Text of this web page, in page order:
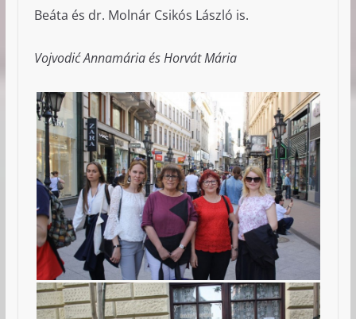
Beáta és dr. Molnár Csikós László is.
Vojvodić Annamária és Horvát Mária